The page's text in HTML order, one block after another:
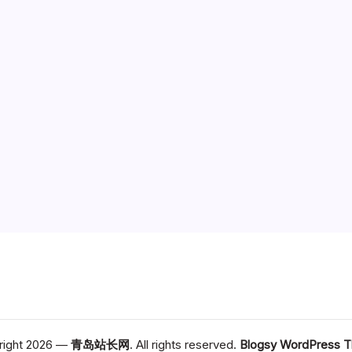
2026 — 青岛站长网. All rights reserved. Blogsy WordPress